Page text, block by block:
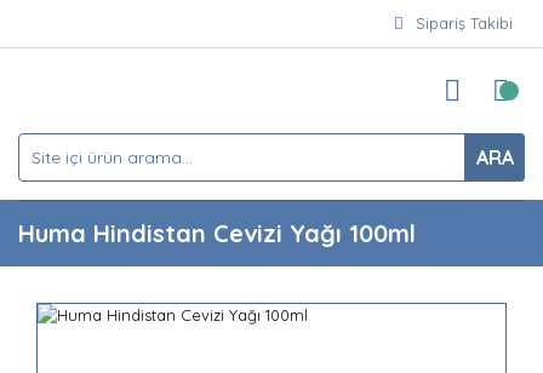
Sipariş Takibi
ARA
Huma Hindistan Cevizi Yağı 100ml